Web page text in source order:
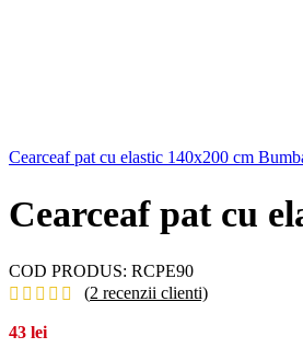
Cearceaf pat cu elastic 140x200 cm
Cearceaf pat cu
COD PRODUS: RCPE90
(2 recenzii clienti)
43 lei